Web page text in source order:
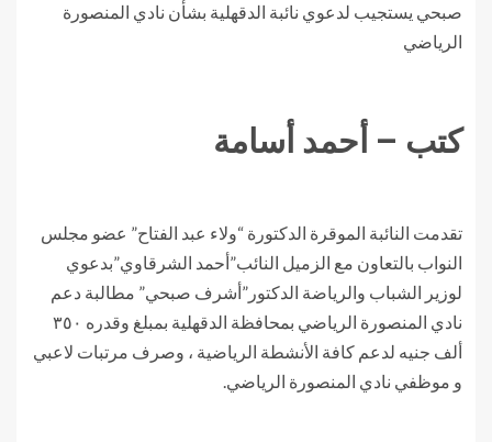
صبحي يستجيب لدعوي نائبة الدقهلية بشأن نادي المنصورة
الرياضي
كتب – أحمد أسامة
تقدمت النائبة الموقرة الدكتورة “ولاء عبد الفتاح” عضو مجلس
النواب بالتعاون مع الزميل النائب”أحمد الشرقاوي”بدعوي
لوزير الشباب والرياضة الدكتور”أشرف صبحي” مطالبة دعم
نادي المنصورة الرياضي بمحافظة الدقهلية بمبلغ وقدره ٣٥٠
ألف جنيه لدعم كافة الأنشطة الرياضية ، وصرف مرتبات لاعبي
و موظفي نادي المنصورة الرياضي.